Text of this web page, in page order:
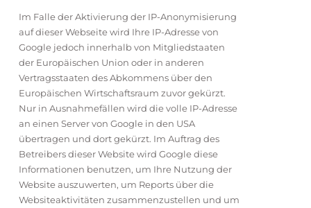
Im Falle der Aktivierung der IP-Anonymisierung
auf dieser Webseite wird Ihre IP-Adresse von
Google jedoch innerhalb von Mitgliedstaaten
der Europäischen Union oder in anderen
Vertragsstaaten des Abkommens über den
Europäischen Wirtschaftsraum zuvor gekürzt.
Nur in Ausnahmefällen wird die volle IP-Adresse
an einen Server von Google in den USA
übertragen und dort gekürzt. Im Auftrag des
Betreibers dieser Website wird Google diese
Informationen benutzen, um Ihre Nutzung der
Website auszuwerten, um Reports über die
Websiteaktivitäten zusammenzustellen und um